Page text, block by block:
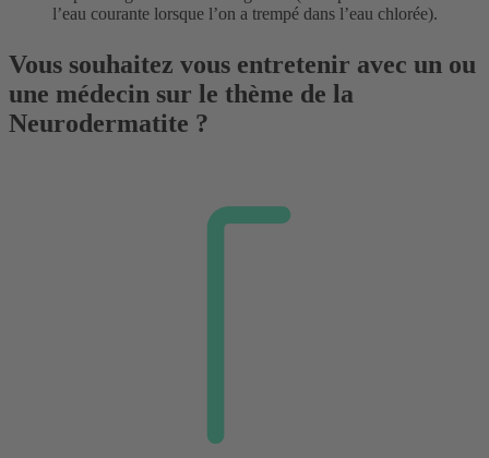
l’eau courante lorsque l’on a trempé dans l’eau chlorée).
Vous souhaitez vous entretenir avec un ou
une médecin sur le thème de la
Neurodermatite ?